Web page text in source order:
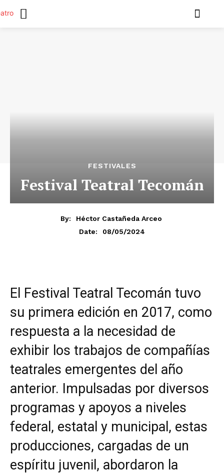
FESTIVALES
Festival Teatral Tecomán
By:
Héctor Castañeda Arceo
Date:
08/05/2024
El Festival Teatral Tecomán tuvo
su primera edición en 2017, como
respuesta a la necesidad de
exhibir los trabajos de compañías
teatrales emergentes del año
anterior. Impulsadas por diversos
programas y apoyos a niveles
federal, estatal y municipal, estas
producciones, cargadas de un
espíritu juvenil, abordaron la